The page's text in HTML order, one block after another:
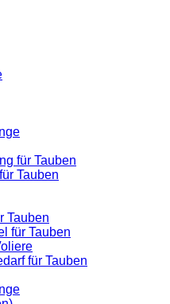
für Tauben
Tauben
Tauben
für Tauben
für Tauben